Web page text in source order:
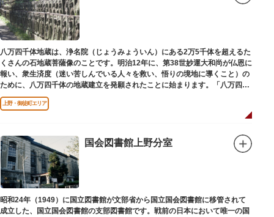
八万四千体地蔵は、浄名院（じょうみょういん）にある2万5千体を超えるた
くさんの石地蔵菩薩像のことです。明治12年に、第38世妙運大和尚が仏恩に
報い、衆生済度（迷い苦しんでいる人々を救い、悟りの境地に導くこと）の
ために、八万四千体の地蔵建立を発願されたことに始まります。「八万四
千」とは仏法で無数の意味を示します。この石地蔵尊は全国各地にも造立さ
れており、これまで約5万体の石地蔵尊が造立され、今も増え続けていま
上野・御徒町エリア
国会図書館上野分室
昭和24年（1949）に国立図書館が文部省から国立国会図書館に移管されて
成立した、国立国会図書館の支部図書館です。戦前の日本において唯一の国